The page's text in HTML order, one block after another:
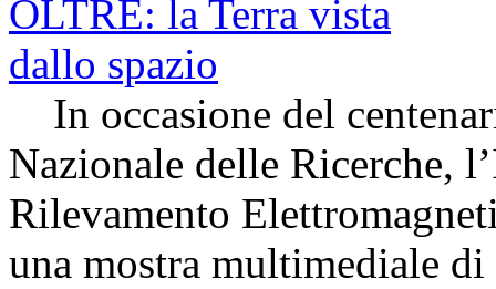
In occasione del
Nazionale delle Ricerche,
Rilevamento
una mostra multimediale